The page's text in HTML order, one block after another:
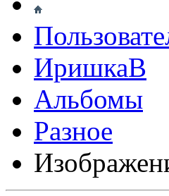
ИришкаВ
Альбомы
Разное